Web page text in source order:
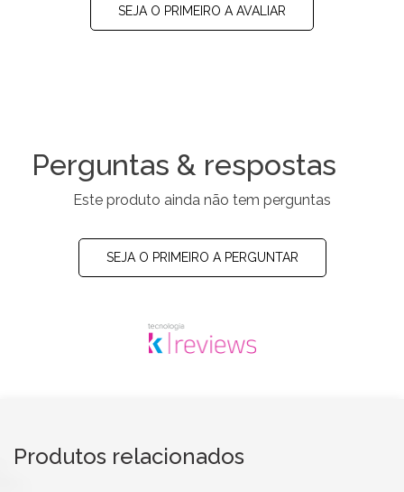
SEJA O PRIMEIRO A AVALIAR
Perguntas & respostas
Este produto ainda não tem perguntas
SEJA O PRIMEIRO A PERGUNTAR
Produtos relacionados